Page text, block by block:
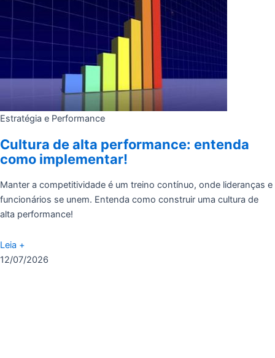
Estratégia e Performance
Cultura de alta performance: entenda
como implementar!
Manter a competitividade é um treino contínuo, onde lideranças e
funcionários se unem. Entenda como construir uma cultura de
alta performance!
Leia +
12/07/2026